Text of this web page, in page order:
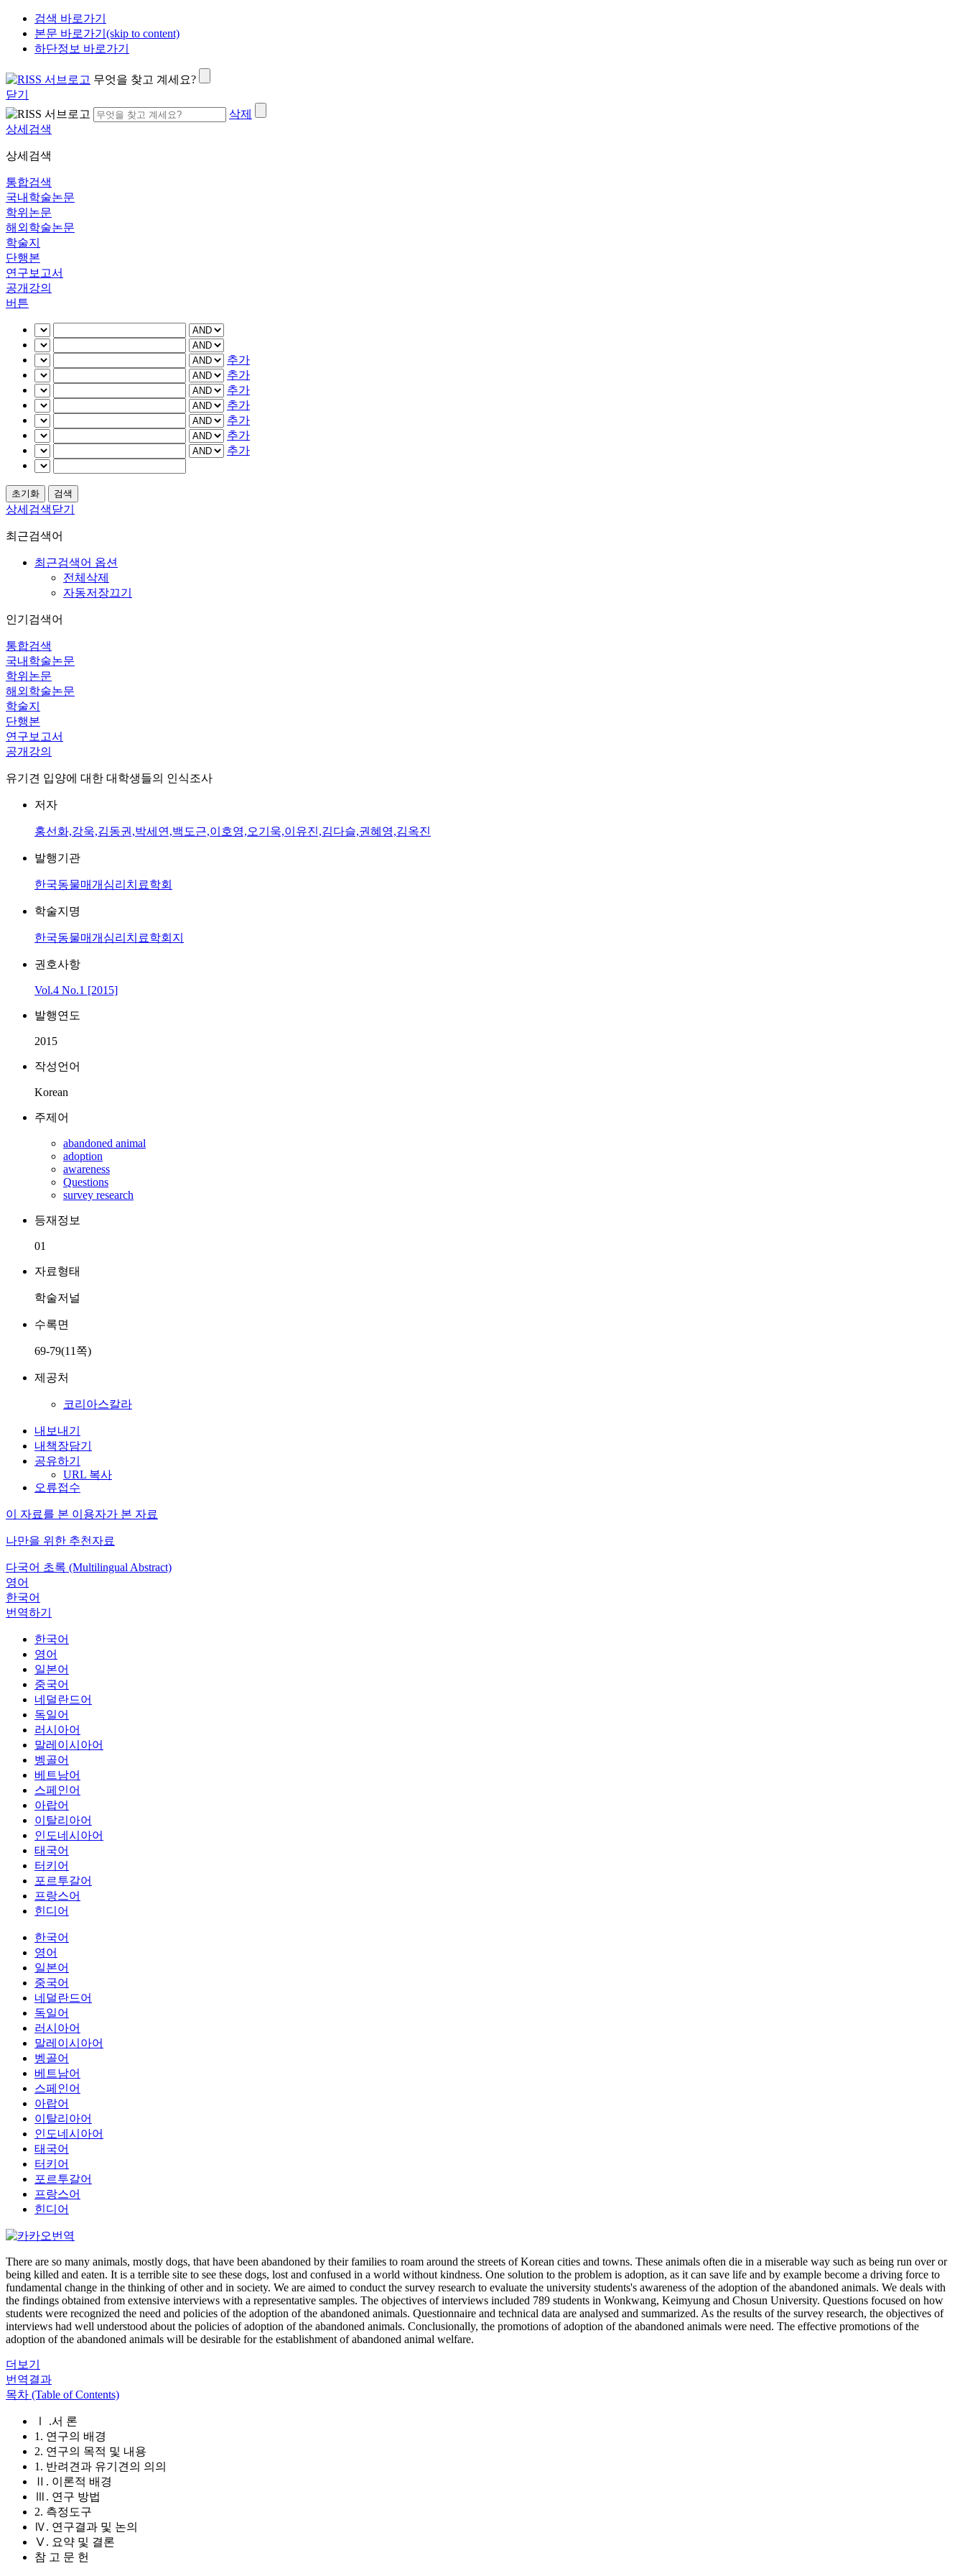
검색 바로가기
본문 바로가기(skip to content)
하단정보 바로가기
무엇을 찾고 계세요?
닫기
삭제
상세검색
상세검색
통합검색
국내학술논문
학위논문
해외학술논문
학술지
단행본
연구보고서
공개강의
버튼
추가
추가
추가
추가
추가
추가
추가
상세검색닫기
최근검색어
최근검색어 옵션
전체삭제
자동저장끄기
인기검색어
통합검색
국내학술논문
학위논문
해외학술논문
학술지
단행본
연구보고서
공개강의
유기견 입양에 대한 대학생들의 인식조사
저자
홍선화,강욱,김동권,박세연,백도근,이호영,오기욱,이유진,김다슬,권혜영,김옥진
발행기관
한국동물매개심리치료학회
학술지명
한국동물매개심리치료학회지
권호사항
Vol.4 No.1 [2015]
발행연도
2015
작성언어
Korean
주제어
abandoned animal
adoption
awareness
Questions
survey research
등재정보
01
자료형태
학술저널
수록면
69-79(11쪽)
제공처
코리아스칼라
내보내기
내책장담기
공유하기
URL 복사
오류접수
이 자료를 본 이용자가 본 자료
나만을 위한 추천자료
다국어 초록 (Multilingual Abstract)
영어
한국어
번역하기
한국어
영어
일본어
중국어
네덜란드어
독일어
러시아어
말레이시아어
벵골어
베트남어
스페인어
아랍어
이탈리아어
인도네시아어
태국어
터키어
포르투갈어
프랑스어
힌디어
한국어
영어
일본어
중국어
네덜란드어
독일어
러시아어
말레이시아어
벵골어
베트남어
스페인어
아랍어
이탈리아어
인도네시아어
태국어
터키어
포르투갈어
프랑스어
힌디어
There are so many animals, mostly dogs, that have been abandoned by their families to roam around the streets of Korean cities and towns. These animals often die in a miserable way such as being run over or
being killed and eaten. It is a terrible site to see these dogs, lost and confused in a world without kindness. One solution to the problem is adoption, as it can save life and by example become a driving force to
fundamental change in the thinking of other and in society. We are aimed to conduct the survey research to evaluate the university students's awareness of the adoption of the abandoned animals. We deals with
the findings obtained from extensive interviews with a representative samples. The objectives of interviews included 789 students in Wonkwang, Keimyung and Chosun University. Questions focused on how
students were recognized the need and policies of the adoption of the abandoned animals. Questionnaire and technical data are analysed and summarized. As the results of the survey research, the objectives of
interviews had well understood about the policies of adoption of the abandoned animals. Conclusionally, the promotions of adoption of the abandoned animals were need. The effective promotions of the
adoption of the abandoned animals will be desirable for the establishment of abandoned animal welfare.
더보기
번역결과
목차 (Table of Contents)
Ⅰ .서 론
1. 연구의 배경
2. 연구의 목적 및 내용
1. 반려견과 유기견의 의의
Ⅱ. 이론적 배경
Ⅲ. 연구 방법
2. 측정도구
Ⅳ. 연구결과 및 논의
Ⅴ. 요약 및 결론
참 고 문 헌